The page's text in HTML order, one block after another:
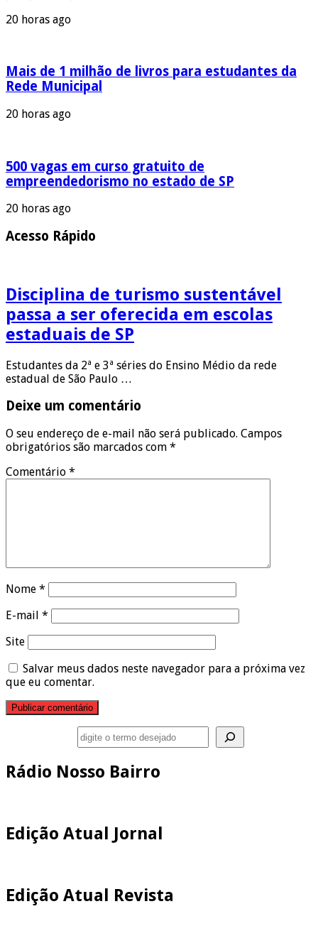
20 horas ago
Mais de 1 milhão de livros para estudantes da
Rede Municipal
20 horas ago
500 vagas em curso gratuito de
empreendedorismo no estado de SP
20 horas ago
Acesso Rápido
Disciplina de turismo sustentável
passa a ser oferecida em escolas
estaduais de SP
Estudantes da 2ª e 3ª séries do Ensino Médio da rede
estadual de São Paulo …
Deixe um comentário
O seu endereço de e-mail não será publicado. Campos
obrigatórios são marcados com *
Comentário *
Nome *
E-mail *
Site
Salvar meus dados neste navegador para a próxima vez
que eu comentar.
Rádio Nosso Bairro
Edição Atual Jornal
Edição Atual Revista